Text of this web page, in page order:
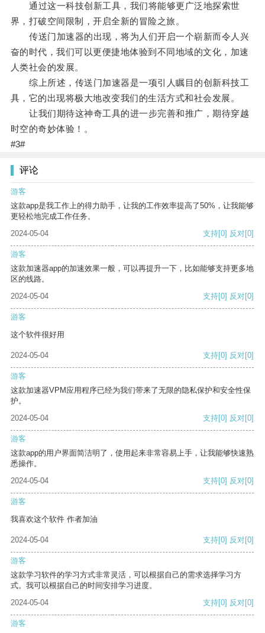
通过这一科技创新工具，我们将能够更广泛地探索世
界，打破空间限制，开启全新的冒险之旅。
传送门加速器的出现，将为人们开启一个崭新而令人兴
奋的时代，我们可以更便捷地体验到不同地域的文化，加速
人类社会的发展。
综上所述，传送门加速器是一项引人瞩目的创新科技工
具，它的出现将极大地改变我们的生活方式和社会发展。
让我们期待这神奇工具的进一步完善和推广，期待穿越
时空的奇妙体验！。
#3#
评论
游客
这款app是我工作上的得力助手，让我的工作效率提高了50%，让我能够
更轻松地完成工作任务。
2024-05-04
支持[0] 反对[0]
游客
这款加速器app的加速效果一般，可以再提升一下，比如能够支持更多地
区的线路。
2024-05-04
支持[0] 反对[0]
游客
这个软件很好用
2024-05-04 支持[0] 反对[0]
游客
这款加速器VPM应用程序已经为我们带来了无限的隐私保护和安全性保
护。
2024-05-04
支持[0] 反对[0]
游客
这款app的用户界面简洁明了，使用起来非常容易上手，让我能够快速熟
悉操作。
2024-05-04
支持[0] 反对[0]
游客
我喜欢这个软件 作者加油
2024-05-04 支持[0] 反对[0]
游客
这款学习软件的学习方式非常灵活，可以根据自己的需求选择学习方
式。我可以根据自己的时间安排学习进度。
2024-05-04
支持[0] 反对[0]
游客